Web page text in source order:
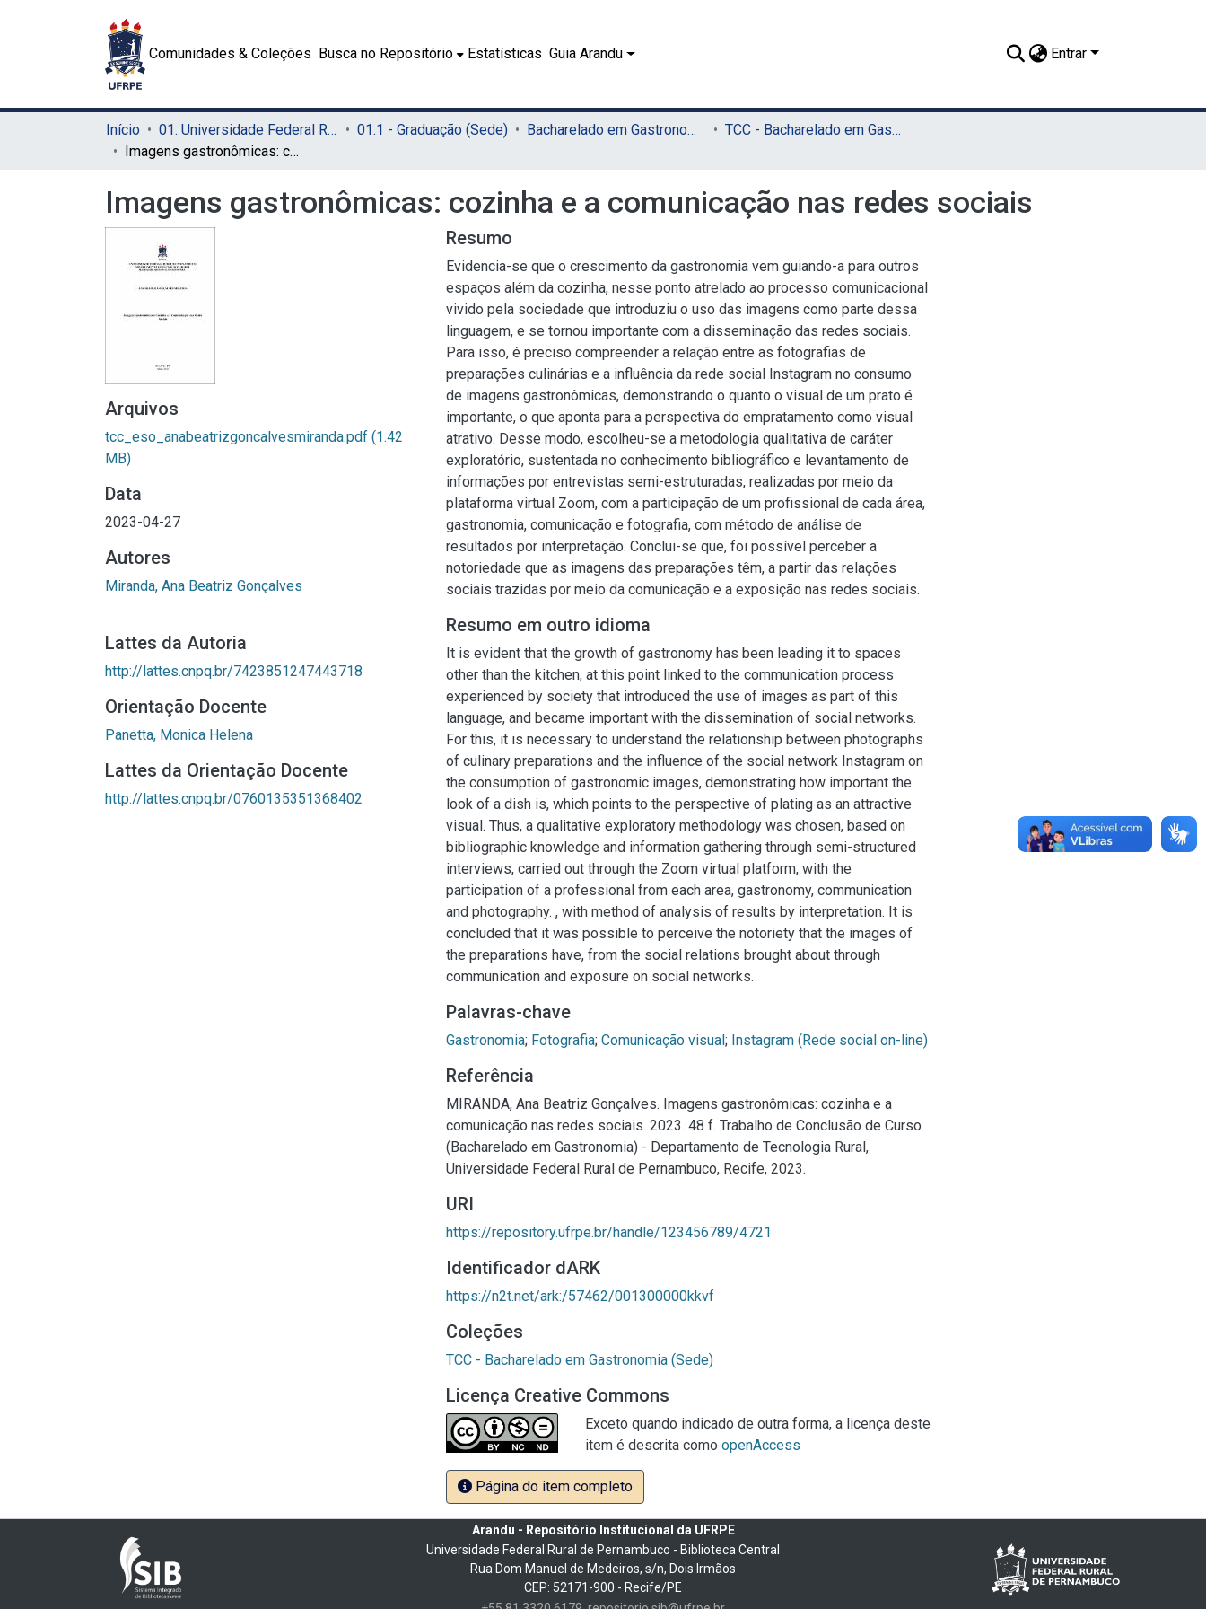
Comunidades & Coleções Busca no Repositório Estatísticas Guia Arandu Entrar
Início 01. Universidade Federal Rural de Pernambuco - UFRPE (Sede) 01.1 - Graduação (Sede) Bacharelado em Gastronomia (Sede)
TCC - Bacharelado em Gastronomia (Sede)
Imagens gastronômicas: cozinha e a comunicação nas redes sociais
Imagens gastronômicas: cozinha e a comunicação nas redes sociais
Arquivos
tcc_eso_anabeatrizgoncalvesmiranda.pdf (1.42
MB)
Data
2023-04-27
Autores
Miranda, Ana Beatriz Gonçalves
Lattes da Autoria
http://lattes.cnpq.br/7423851247443718
Orientação Docente
Panetta, Monica Helena
Lattes da Orientação Docente
http://lattes.cnpq.br/0760135351368402
Resumo
Evidencia-se que o crescimento da gastronomia vem guiando-a para outros
espaços além da cozinha, nesse ponto atrelado ao processo comunicacional
vivido pela sociedade que introduziu o uso das imagens como parte dessa
linguagem, e se tornou importante com a disseminação das redes sociais.
Para isso, é preciso compreender a relação entre as fotografias de
preparações culinárias e a influência da rede social Instagram no consumo
de imagens gastronômicas, demonstrando o quanto o visual de um prato é
importante, o que aponta para a perspectiva do empratamento como visual
atrativo. Desse modo, escolheu-se a metodologia qualitativa de caráter
exploratório, sustentada no conhecimento bibliográfico e levantamento de
informações por entrevistas semi-estruturadas, realizadas por meio da
plataforma virtual Zoom, com a participação de um profissional de cada área,
gastronomia, comunicação e fotografia, com método de análise de
resultados por interpretação. Conclui-se que, foi possível perceber a
notoriedade que as imagens das preparações têm, a partir das relações
sociais trazidas por meio da comunicação e a exposição nas redes sociais.
Resumo em outro idioma
It is evident that the growth of gastronomy has been leading it to spaces
other than the kitchen, at this point linked to the communication process
experienced by society that introduced the use of images as part of this
language, and became important with the dissemination of social networks.
For this, it is necessary to understand the relationship between photographs
of culinary preparations and the influence of the social network Instagram on
the consumption of gastronomic images, demonstrating how important the
look of a dish is, which points to the perspective of plating as an attractive
visual. Thus, a qualitative exploratory methodology was chosen, based on
bibliographic knowledge and information gathering through semi-structured
interviews, carried out through the Zoom virtual platform, with the
participation of a professional from each area, gastronomy, communication
and photography. , with method of analysis of results by interpretation. It is
concluded that it was possible to perceive the notoriety that the images of
the preparations have, from the social relations brought about through
communication and exposure on social networks.
Palavras-chave
Gastronomia; Fotografia; Comunicação visual; Instagram (Rede social on-line)
Referência
MIRANDA, Ana Beatriz Gonçalves. Imagens gastronômicas: cozinha e a
comunicação nas redes sociais. 2023. 48 f. Trabalho de Conclusão de Curso
(Bacharelado em Gastronomia) - Departamento de Tecnologia Rural,
Universidade Federal Rural de Pernambuco, Recife, 2023.
URI
https://repository.ufrpe.br/handle/123456789/4721
Identificador dARK
https://n2t.net/ark:/57462/001300000kkvf
Coleções
TCC - Bacharelado em Gastronomia (Sede)
Licença Creative Commons
Exceto quando indicado de outra forma, a licença deste
item é descrita como openAccess
Página do item completo
Arandu - Repositório Institucional da UFRPE
Universidade Federal Rural de Pernambuco - Biblioteca Central
Rua Dom Manuel de Medeiros, s/n, Dois Irmãos
CEP: 52171-900 - Recife/PE